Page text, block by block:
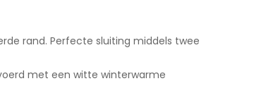
rand. Perfecte sluiting middels twee
met een witte winterwarme